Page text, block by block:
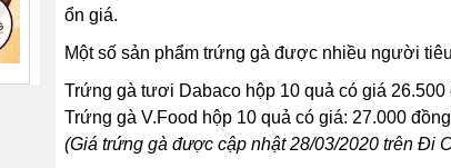
ổn giá.
Một số sản phẩm trứng gà được nhiều người
Trứng gà tươi Dabaco hộp 10 quả có giá 26.500
Trứng gà V.Food hộp 10 quả có giá: 27.000 đồng
(Giá trứng gà được cập nhật 28/03/2020 trên Đi